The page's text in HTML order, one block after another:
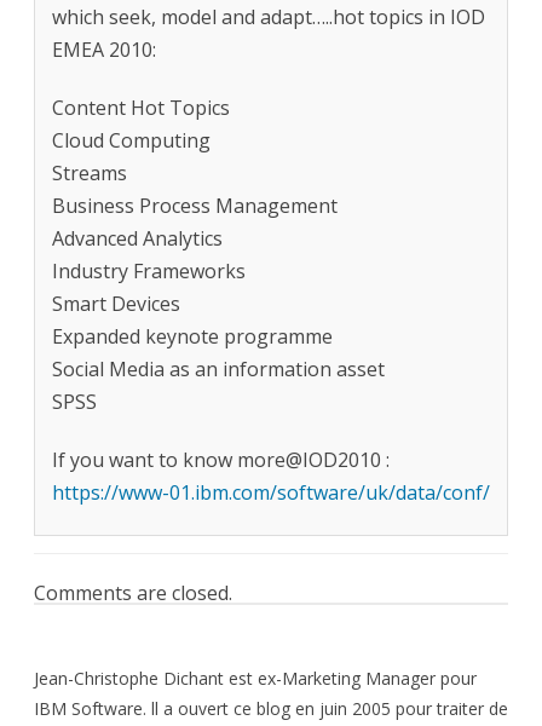
which seek, model and adapt…..hot topics in IOD
EMEA 2010:
Content Hot Topics
Cloud Computing
Streams
Business Process Management
Advanced Analytics
Industry Frameworks
Smart Devices
Expanded keynote programme
Social Media as an information asset
SPSS
If you want to know more@IOD2010 :
https://www-01.ibm.com/software/uk/data/conf/
Comments are closed.
Jean-Christophe Dichant est ex-Marketing Manager pour
IBM Software. ll a ouvert ce blog en juin 2005 pour traiter de